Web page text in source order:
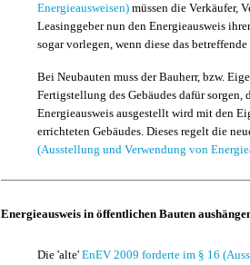
Energieausweisen) müssen die Verkäufer,
Leasinggeber nun den Energieausweis
sogar vorlegen, wenn diese das
Bei Neubauten muss der Bauherr, bzw.
Fertigstellung des Gebäudes dafür sorgen,
Energieausweis ausgestellt wird mit den
errichteten Gebäudes. Dieses regelt die
(Ausstellung und Verwendung von
Energieausweis in öffentlichen Bauten
Die 'alte' EnEV 2009 forderte im § 16